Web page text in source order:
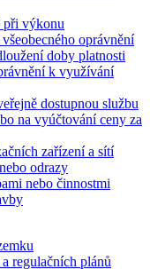
při výkonu
oprávnění
doby platnosti
k využívání
dostupnou službu
na vyúčtování ceny za
zařízení a sítí
odrazy
nebo činnostmi
regulačních plánů